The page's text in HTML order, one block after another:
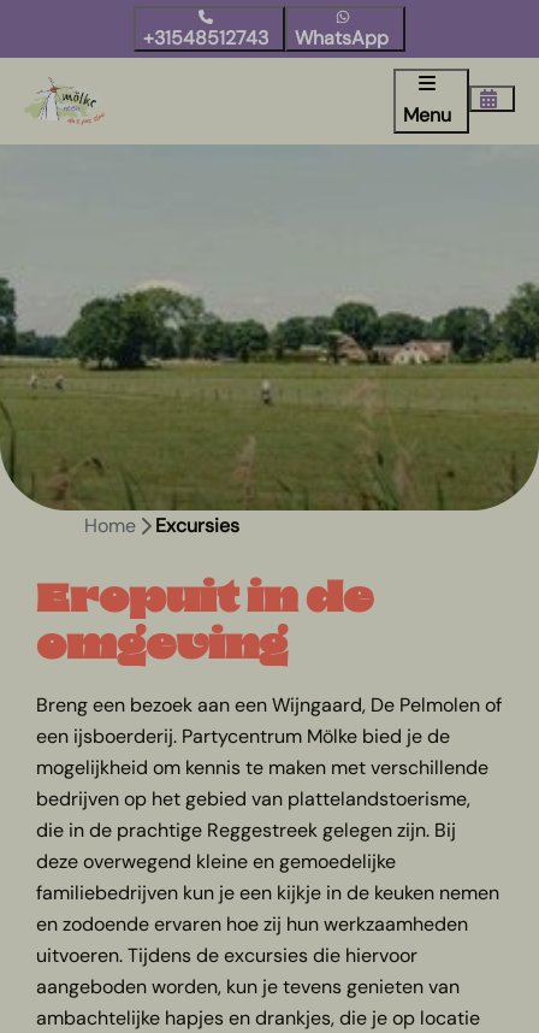
+31548512743 WhatsApp
Menu
Home Excursies
Eropuit in de
omgeving
Breng een bezoek aan een Wijngaard, De Pelmolen of
een ijsboerderij. Partycentrum Mölke bied je de
mogelijkheid om kennis te maken met verschillende
bedrijven op het gebied van plattelandstoerisme,
die in de prachtige Reggestreek gelegen zijn. Bij
deze overwegend kleine en gemoedelijke
familiebedrijven kun je een kijkje in de keuken nemen
en zodoende ervaren hoe zij hun werkzaamheden
uitvoeren. Tijdens de excursies die hiervoor
aangeboden worden, kun je tevens genieten van
ambachtelijke hapjes en drankjes, die je op locatie